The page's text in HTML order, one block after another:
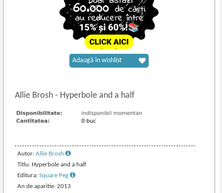
Allie Brosh- Hyperbole and a half
Autor:Allie Brosh
Titlu: Hyperbole and a half
Editura:Square Peg
An de aparitie: 2013
Adaugă în wishlist